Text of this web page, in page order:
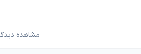
مشاهده